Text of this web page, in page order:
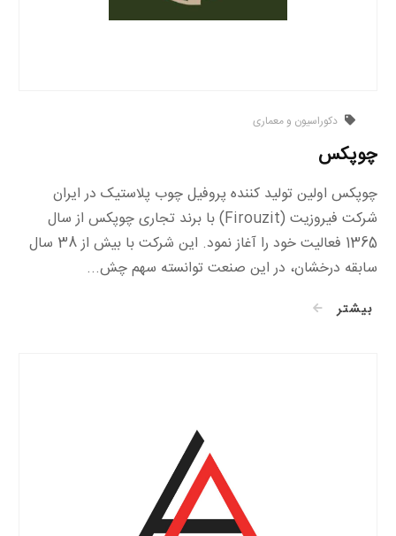
دکوراسیون و معماری
چوپکس
چوپکس اولین تولید کننده پروفیل چوب پلاستیک در ایران
شرکت فیروزیت (Firouzit) با برند تجاری چوپکس از سال
1365 فعالیت خود را آغاز نمود. این شرکت با بیش از 38 سال
سابقه درخشان، در این صنعت توانسته سهم چش...
بیشتر